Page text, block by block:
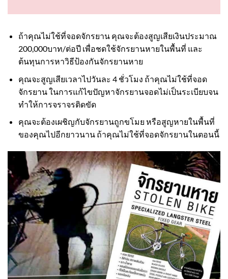
ถ้าคุณไม่ใช้ที่จอดจักรยาน คุณจะต้องสูญเสียเงินประมาณ
200,000บาท/ต่อปี เพื่อชดใช้จักรยานหายในพื้นที่ และ
ต้นทุนการหาวิธีป้องกันจักรยานหาย
คุณจะสูญเสียเวลาไปวันละ 4 ชั่วโมง ถ้าคุณไม่ใช้ที่จอด
จักรยาน ในการแก้ไขปัญหาจักรยานจอดไม่เป็นระเบียบจน
ทำให้การจราจรติดขัด
คุณจะต้องเผชิญกับจักรยานถูกขโมย หรือสูญหายในพื้นที่
ของคุณไปอีกยาวนาน ถ้าคุณไม่ใช้ที่จอดจักรยานในตอนนี้